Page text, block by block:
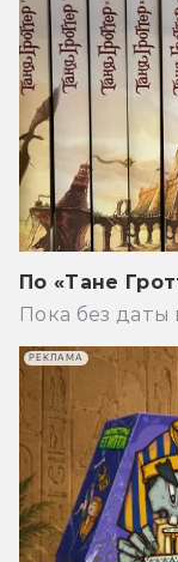
По «Тане
Пока без даты
РЕКЛАМА